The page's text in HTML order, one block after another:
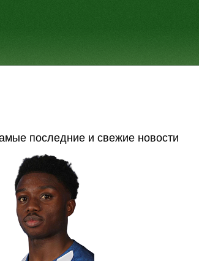
последние и свежие новости